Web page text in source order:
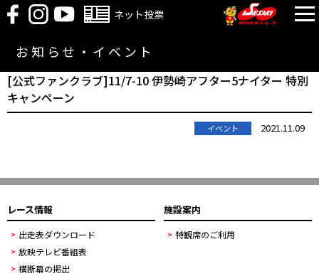
ネット投票
お知らせ・イベント
[公式ファンクラブ]11/7-10 伊勢崎アフター5ナイター 特別
キャンペーン
イベント 2021.11.09
レース情報
出走表ダウンロード
放映テレビ番組表
横断幕の掲出
施設案内
特観席のご利用